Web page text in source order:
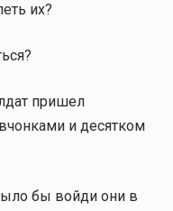
их?
пришел
и десятком
бы войди они в